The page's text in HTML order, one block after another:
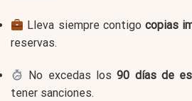
Lleva siempre contigocopias
reservas.
No excedas los90 días de
tener sanciones.